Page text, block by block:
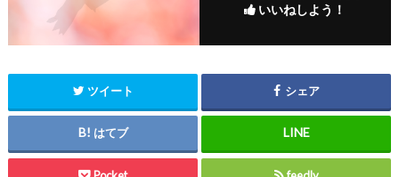
いいねしよう！
ツイート シェア
はてブ